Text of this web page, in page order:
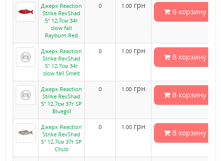
Джерк Reaction
Strike RevShad
5" 12,7см 34г
slow fall
Rayburn Red
0 1.00 грн
В корзину
Джерк Reaction
Strike RevShad
5" 12,7см 34г
slow fall Smelt
0 1.00 грн
В корзину
Джерк Reaction
Strike RevShad
5" 12,7см 37г SP
Bluegill
0 1.00 грн
В корзину
Джерк Reaction
Strike RevShad
5" 12,7см 37г SP
Chub
0 1.00 грн
В корзину